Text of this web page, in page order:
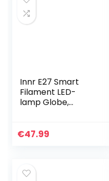
Innr E27 Smart
Filament LED-
lamp Globe,
& Hey Google
€47.99